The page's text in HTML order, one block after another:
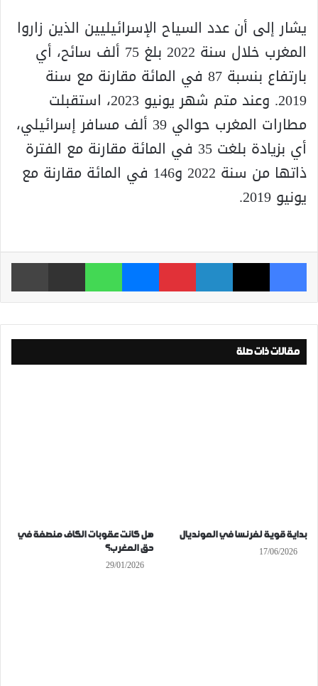
يشار إلى أن عدد السياح الإسرائيليين الذين زاروا
المغرب خلال سنة 2022 بلغ 75 ألف سائح، أي
بارتفاع بنسبة 87 في المائة مقارنة مع سنة
2019. وعند متم شهر يونيو 2023، استقبلت
مطارات المغرب حوالي 39 ألف مسافر إسرائيلي،
أي بزيادة بلغت 35 في المائة مقارنة مع الفترة
ذاتها من سنة 2022 و146 في المائة مقارنة مع
يونيو 2019.
فيسبوك ‫X لينكدإن بينتيريست ماسنجر واتساب مشاركة عبر البريد
مقالات ذات صلة
بداية قوية لفرنسا في المونديال
17/06/2026
هل كانت عقوبات الكاف منصفة في
حق المغرب؟
29/01/2026